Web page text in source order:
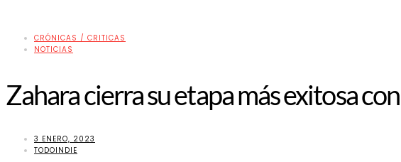
CRÓNICAS / CRITICAS
NOTICIAS
Zahara cierra su etapa más exitosa
3 ENERO, 2023
TODOINDIE